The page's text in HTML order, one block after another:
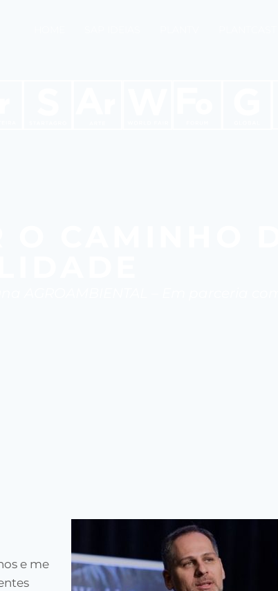
e me